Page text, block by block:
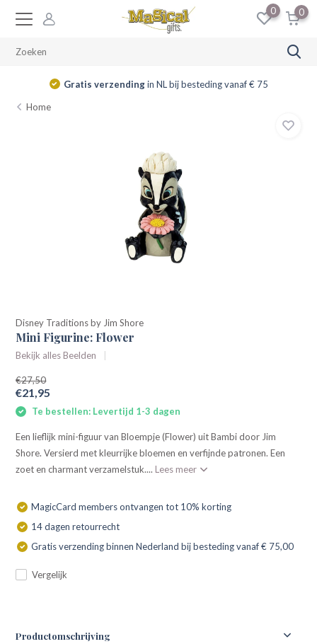
0 0
Gratis verzendingin NL bij besteding vanaf € 75
Home
Disney Traditions by Jim Shore
Mini Figurine: Flower
Bekijk alles Beelden
€27,50
€21,95
Te bestellen: Levertijd 1-3 dagen
Een lieflijk mini-figuur van Bloempje (Flower) uit Bambi door Jim
Shore. Versierd met kleurrijke bloemen en verfijnde patronen. Een
zoet en charmant verzamelstuk.... Lees meer
MagicCard members ontvangen tot 10% korting
14 dagen retourrecht
Gratis verzending binnen Nederland bij besteding vanaf € 75,00
Vergelijk
Productomschrijving